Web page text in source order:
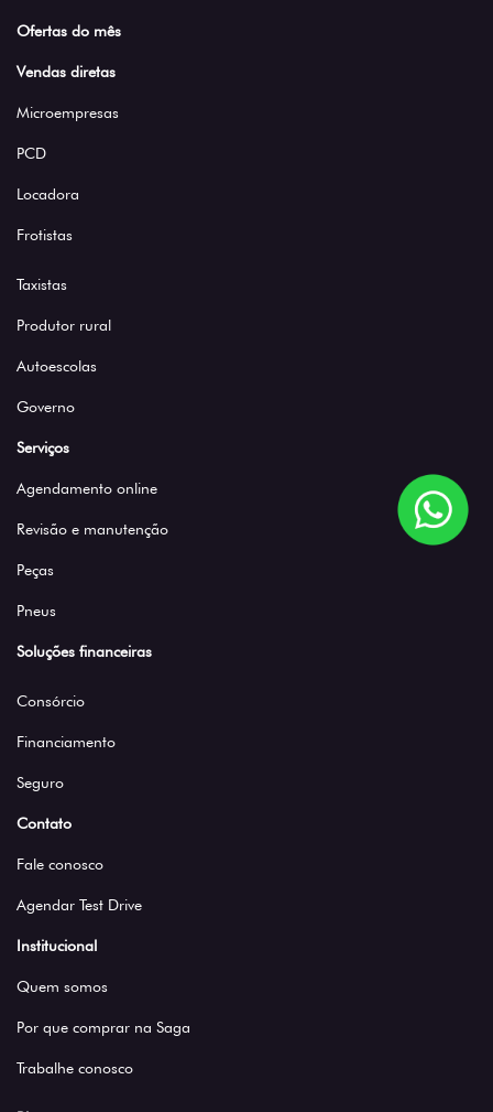
Ofertas do mês
Vendas diretas
Microempresas
PCD
Locadora
Frotistas
Taxistas
Produtor rural
Autoescolas
Governo
Serviços
Agendamento online
Revisão e manutenção
Peças
Pneus
Soluções financeiras
Consórcio
Financiamento
Seguro
Contato
Fale conosco
Agendar Test Drive
Institucional
Quem somos
Por que comprar na Saga
Trabalhe conosco